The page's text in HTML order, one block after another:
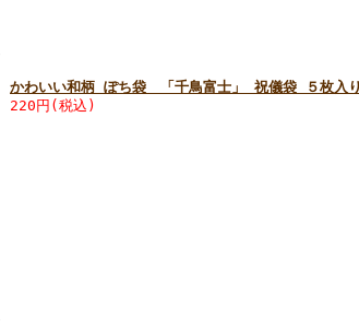
かわいい和柄 ぽち袋 「千鳥富士」 祝儀袋 ５枚入
220円(税込)